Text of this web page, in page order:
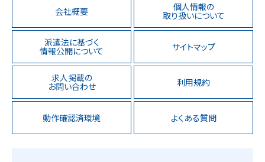
会社概要 個人情報の
取り扱いについて
派遣法に基づく
情報公開について サイトマップ
求人掲載の
お問い合わせ 利用規約
動作確認済環境 よくある質問